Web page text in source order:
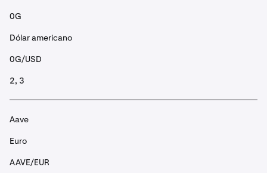
0G
Dólar americano
0G/USD
2, 3
Aave
Euro
AAVE/EUR